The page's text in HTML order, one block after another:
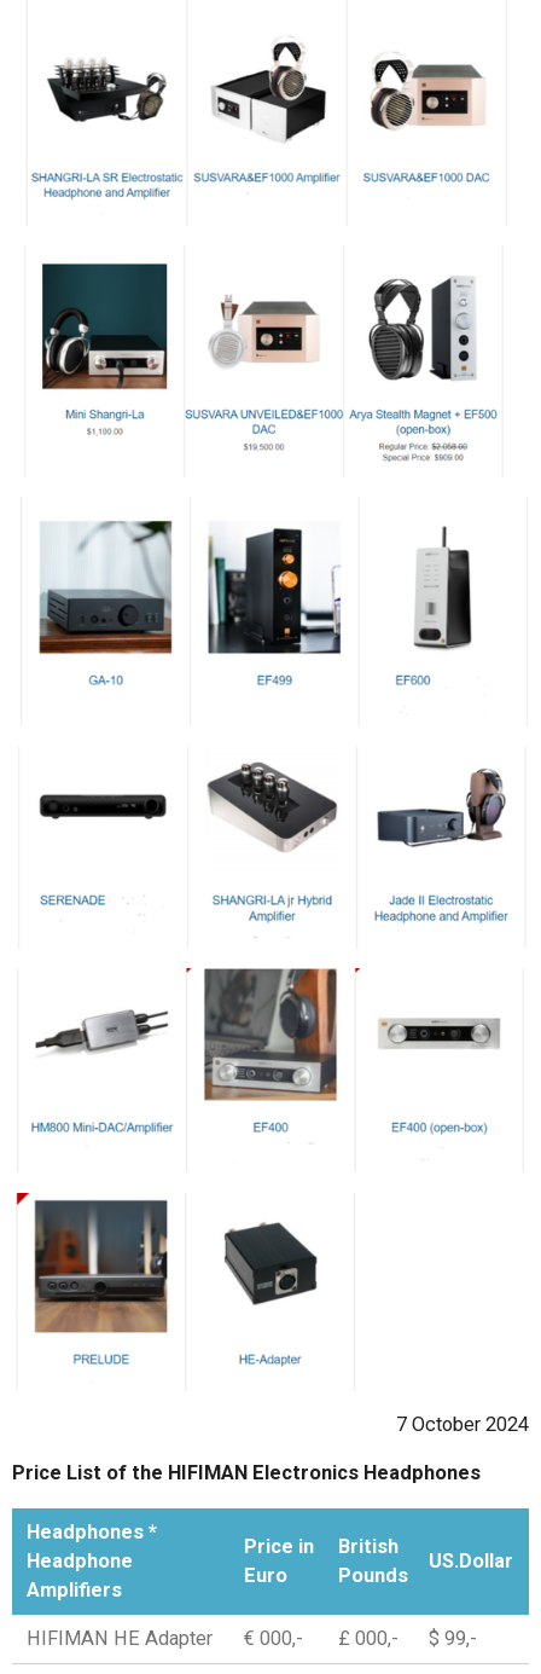
7 October 2024
Price List of the HIFIMAN Electronics Headphones
Headphones *
Headphone
Amplifiers
Price in
Euro
British
Pounds
US.Dollar
HIFIMAN HE Adapter € 000,- £ 000,- $ 99,-